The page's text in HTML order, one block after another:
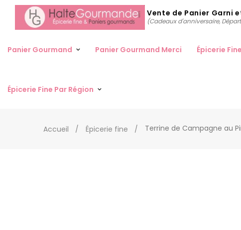
Vente de Panier Garni
(Cadeaux d'anniversaire,
Panier Gourmand Panier Gourmand Merci Épicerie Fine
Épicerie Fine Par Région
Accueil Épicerie fine Terrine de Campagne au